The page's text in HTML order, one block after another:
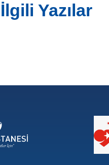
İlgili Yazılar
PROSTAT BÜYÜMESİ